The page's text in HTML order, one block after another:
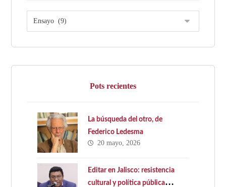
Pots recientes
La búsqueda del otro, de
Federico Ledesma
20 mayo, 2026
Editar en Jalisco: resistencia
cultural y política pública